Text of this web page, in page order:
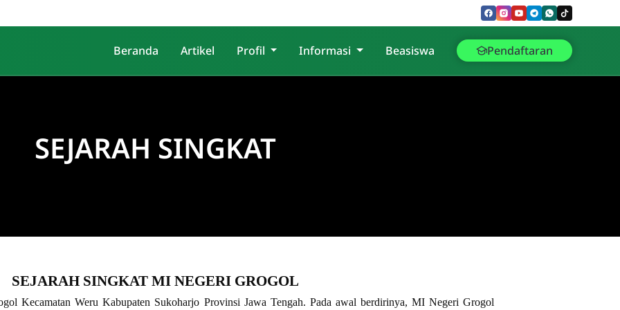
Beranda Artikel Profil Informasi Beasiswa Pendaftaran
SEJARAH SINGKAT
SEJARAH SINGKAT MI NEGERI GROGOL
Kecamatan Weru Kabupaten Sukoharjo Provinsi Jawa Tengah. Pada awal berdirinya, MI Negeri Grogol